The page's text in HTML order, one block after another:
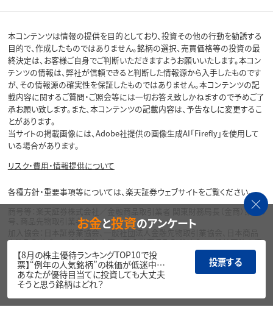
本コンテンツは情報の提供を目的としており、投資その他の行動を勧誘する
目的で、作成したものではありません。銘柄の選択、売買価格等の投資の最
終決定は、お客様ご自身でご判断いただきますようお願いいたします。本コン
テンツの情報は、弊社が信頼できると判断した情報源から入手したものです
が、その情報源の確実性を保証したものではありません。本コンテンツの記
載内容に関するご質問・ご照会等には一切お答え致しかねますので予めご了
承お願い致します。また、本コンテンツの記載内容は、予告なしに変更するこ
とがあります。
当サイトの掲載画像には、Adobe社提供の画像生成AI「Firefly」を使用して
いる場合があります。
リスク・費用・情報提供について
各種方針・重要事項等については、楽天証券ウェブサイトをご覧ください。
商号等：楽天証券株式会社／金融商品取引業者 関東財務局長（金商）第195
号、商品先物取引業者
加入協会：日本証券業協会、一般社団法人金融先物取引業協会、日本商品
先物取引協会、一般社団法人第二種金融商品取引業協会、一般社団法人資
産運用業協会
Copyright©
1999-2026 Rakuten Securities, Inc. All
Rights Reserved.
お金と投資のアンケート
【8月の株主優待ランキングTOP10で投
票】“例年の人気銘柄”の株価が低迷中…
あなたが優待目当てに投資しても大丈夫
そうと思う銘柄はどれ？
投票する